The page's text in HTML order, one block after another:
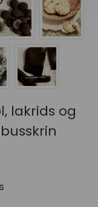
lakrids og